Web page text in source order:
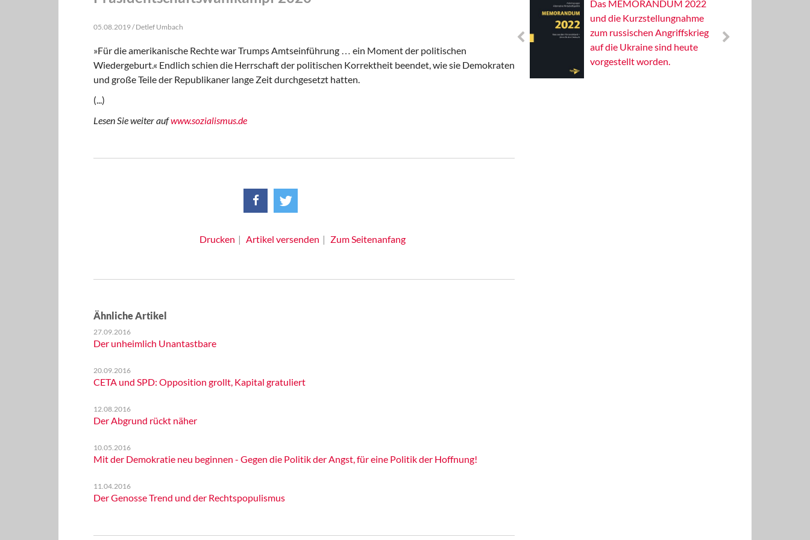
05.08.2019 / Detlef Umbach
»Für die amerikanische Rechte war Trumps Amtseinführung … ein Moment der politischen
Wiedergeburt.« Endlich schien die Herrschaft der politischen Korrektheit beendet, wie sie Demokraten
und große Teile der Republikaner lange Zeit durchgesetzt hatten.
(...)
Lesen Sie weiter aufwww.sozialismus.de
Drucken Artikel versenden Zum Seitenanfang
Ähnliche Artikel
27.09.2016
Der unheimlich Unantastbare
20.09.2016
CETA und SPD: Opposition grollt, Kapital gratuliert
12.08.2016
Der Abgrund rückt näher
10.05.2016
Mit der Demokratie neu beginnen - Gegen die Politik der Angst, für eine Politik der Hoffnung!
11.04.2016
Der Genosse Trend und der Rechtspopulismus
Das MEMORANDUM 2022
und die Kurzstellungnahme
zum russischen Angriffskrieg
auf die Ukraine sind heute
vorgestellt worden.